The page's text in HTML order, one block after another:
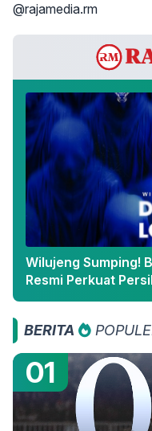
@rajamedia.rm
Wilujeng Sumping!
Resmi Perkuat
BERITA
01